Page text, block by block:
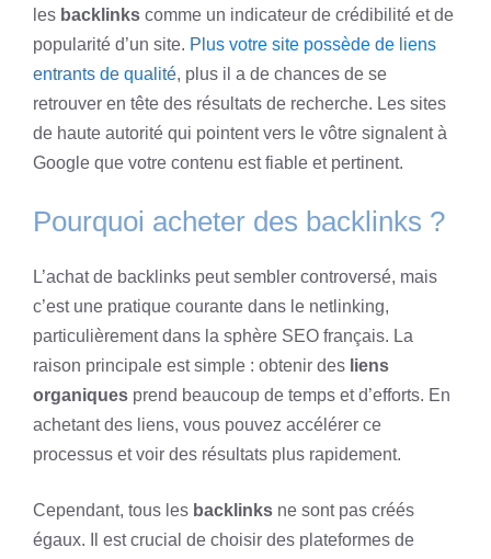
les backlinks comme un indicateur de crédibilité et de
popularité d’un site. Plus votre site possède de liens
entrants de qualité, plus il a de chances de se
retrouver en tête des résultats de recherche. Les sites
de haute autorité qui pointent vers le vôtre signalent à
Google que votre contenu est fiable et pertinent.
Pourquoi acheter des backlinks ?
L’achat de backlinks peut sembler controversé, mais
c’est une pratique courante dans le netlinking,
particulièrement dans la sphère SEO français. La
raison principale est simple : obtenir des liens
organiques prend beaucoup de temps et d’efforts. En
achetant des liens, vous pouvez accélérer ce
processus et voir des résultats plus rapidement.
Cependant, tous les backlinks ne sont pas créés
égaux. Il est crucial de choisir des plateformes de